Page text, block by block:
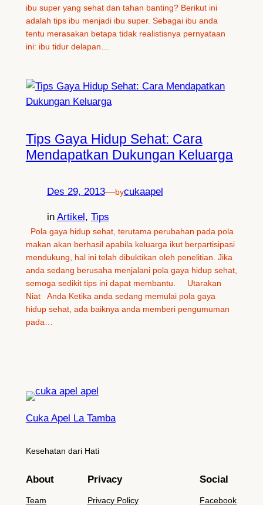
ibu super yang sehat dan tahan banting? Berikut ini
adalah tips ibu menjadi ibu super. Sebagai ibu anda
tentu merasakan betapa tidak realistisnya pernyataan
ini: ibu tidur delapan…
Tips Gaya Hidup Sehat: Cara
Mendapatkan Dukungan Keluarga
Des 29, 2013—bycukaapel
in Artikel, Tips
Pola gaya hidup sehat, terutama perubahan pada pola
makan akan berhasil apabila keluarga ikut berpartisipasi
mendukung, hal ini telah dibuktikan oleh penelitian. Jika
anda sedang berusaha menjalani pola gaya hidup sehat,
semoga sedikit tips ini dapat membantu. Utarakan
Niat Anda Ketika anda sedang memulai pola gaya
hidup sehat, ada baiknya anda memberi pengumuman
pada…
Cuka Apel La Tamba
Kesehatan dari Hati
About
Team
Privacy
Privacy Policy
Social
Facebook